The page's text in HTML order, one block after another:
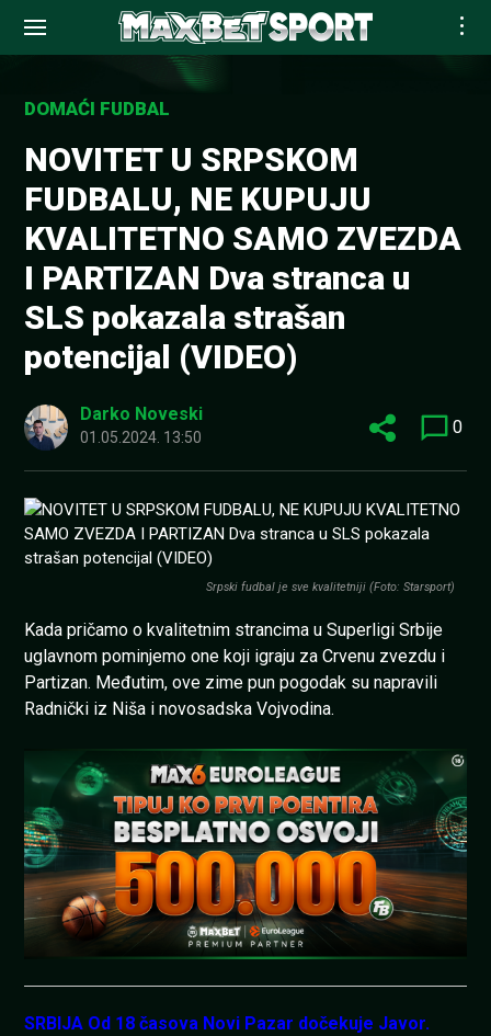
contentDOMAĆI FUDBAL
NOVITET U SRPSKOM
FUDBALU, NE KUPUJU
KVALITETNO SAMO ZVEZDA
I PARTIZAN Dva stranca u
SLS pokazala strašan
potencijal (VIDEO)
Darko Noveski
01.05.2024. 13:50 0
Srpski fudbal je sve kvalitetniji (Foto: Starsport)
Kada pričamo o kvalitetnim strancima u Superligi Srbije
uglavnom pominjemo one koji igraju za Crvenu zvezdu i
Partizan. Međutim, ove zime pun pogodak su napravili
Radnički iz Niša i novosadska Vojvodina.
SRBIJA Od 18 časova Novi Pazar dočekuje Javor.